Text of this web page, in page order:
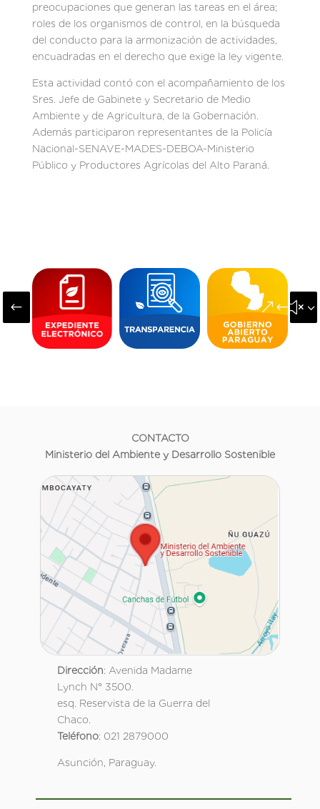
preocupaciones que generan las tareas en el área;
roles de los organismos de control, en la búsqueda
del conducto para la armonización de actividades,
encuadradas en el derecho que exige la ley vigente.
Esta actividad contó con el acompañamiento de los
Sres. Jefe de Gabinete y Secretario de Medio
Ambiente y de Agricultura, de la Gobernación.
Además participaron representantes de la Policía
Nacional-SENAVE-MADES-DEBOA-Ministerio
Público y Productores Agrícolas del Alto Paraná.
#
CONTACTO
Ministerio del Ambiente y Desarrollo Sostenible
Dirección: Avenida Madame
Lynch N° 3500.
esq. Reservista de la Guerra del
Chaco.
Teléfono: 021 2879000
Asunción, Paraguay.